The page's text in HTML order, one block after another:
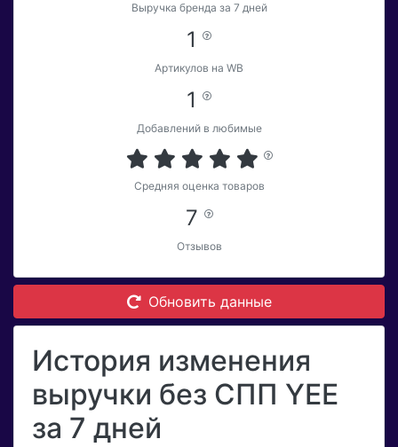
Выручка бренда за 7 дней
1
Артикулов на WB
1
Добавлений в любимые
Средняя оценка товаров
7
Отзывов
Обновить данные
История изменения
выручки без СПП YEE
за 7 дней